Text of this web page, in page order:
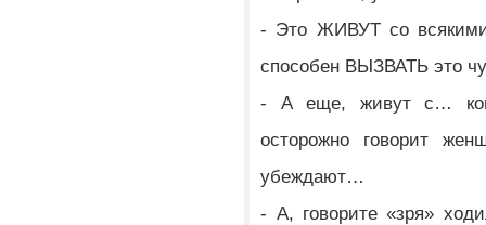
- Это ЖИВУТ со
способен ВЫЗВАТЬ это
- А еще, живут с…
осторожно говорит
убеждают…
- А, говорите «зря»